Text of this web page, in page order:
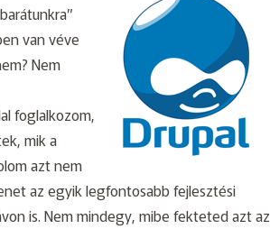
van véve
Nem
foglalkozom,
mik a
azt nem
az egyik legfontosabb fejlesztési
is. Nem mindegy, mibe fekteted azt az